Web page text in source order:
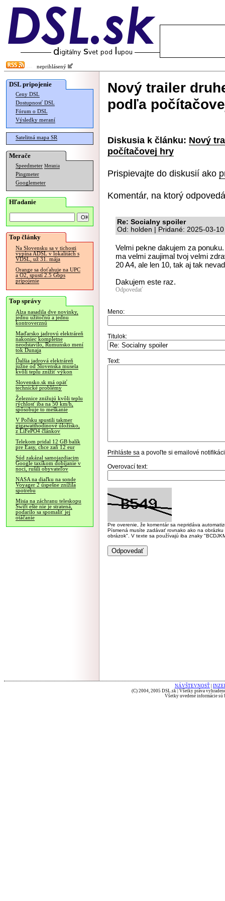
neprihlásený
DSL pripojenie
Ceny DSL
Dostupnosť DSL
Fórum o DSL
Výsledky meraní
Satelitná mapa SR
Merače
Speedmeter Merania
Pingmeter
Googlemeter
Hľadanie
Top články
Na Slovensku sa v tichosti
vypína ADSL v lokalitách s
VDSL, už 31. mája
Orange sa doťahuje na UPC
a O2, spustí 2.5 Gbps
pripojenie
Top správy
Alza nasadila dve novinky,
jednu užitočnú a jednu
kontroverznú
Maďarsko jadrovú elektráreň
nakoniec kompletne
neodstavilo, Rumunsko mení
tok Dunaja
Ďalšia jadrová elektráreň
južne od Slovenska musela
kvôli teplu znížiť výkon
Slovensko.sk má opäť
technické problémy
Železnice znižujú kvôli teplu
rýchlosť iba na 50 km/h,
spôsobuje to meškanie
V Poľsku spustili takmer
gigawatthodinové úložisko,
z LiFePO4 článkov
Telekom pridal 12 GB balík
pre Easy, chce zaň 12 eur
Súd zakázal samojazdiacim
Google taxíkom dobíjanie v
noci, rušili obyvateľov
NASA na diaľku na sonde
Voyager 2 úspešne znížila
spotrebu
Misia na záchranu teleskopu
Swift ešte nie je stratená,
podarilo sa spomaliť jej
otáčanie
Nový trailer
podľa
Diskusia k článku: Nový
počítačovej hry
Prispievajte do diskusií ako
Komentár, na ktorý
Re: Socialny spoiler
Od: holden | Pridané: 2025-03-
Velmi pekne dakujem za
ma velmi zaujimal tvoj velmi
20 A4, ale len 10, tak aj tak
Dakujem este raz.
Odpovedať
Meno:
Titulok:
Text:
Prihláste sa a povoľte si emailové
Overovací text:
Pre overenie, že komentár sa nepridáva
Písmená musíte zadávať rovnako ako na
obrázok". V texte sa používajú iba znaky
NÁVŠTEVNOSŤ
(C) 2004, 2005 DSL.sk | Všetky práva
Všetky uvedené informácie sú